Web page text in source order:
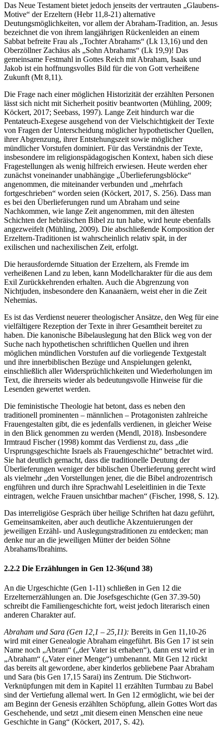
Das Neue Testament bietet jedoch jenseits der vertrauten „Glaubens-
Motive“ der Erzeltern (Hebr 11,8-21) alternative
Deutungsmöglichkeiten, vor allem der Abraham-Tradition, an. Jesus
bezeichnet die von ihrem langjährigen Rückenleiden an einem
Sabbat befreite Frau als „Tochter Abrahams“ (Lk 13,16) und den
Oberzöllner Zachäus als „Sohn Abrahams“ (Lk 19,9)! Das
gemeinsame Festmahl in Gottes Reich mit Abraham, Isaak und
Jakob ist ein hoffnungsvolles Bild für die von Gott verheißene
Zukunft (Mt 8,11).
Die Frage nach einer möglichen Historizität der erzählten Personen
lässt sich nicht mit Sicherheit positiv beantworten (Mühling, 2009;
Köckert, 2017; Seebass, 1997). Lange Zeit hindurch war die
Pentateuch-Exegese ausgehend von der Vielschichtigkeit der Texte
von Fragen der Unterscheidung möglicher hypothetischer Quellen,
ihrer Abgrenzung, ihrer Entstehungszeit sowie möglicher
mündlicher Vorstufen dominiert. Für das Verständnis der Texte,
insbesondere im religionspädagogischen Kontext, haben sich diese
Fragestellungen als wenig hilfreich erwiesen. Heute werden eher
zunächst voneinander unabhängige „Überlieferungsblöcke“
angenommen, die miteinander verbunden und „mehrfach
fortgeschrieben“ worden seien (Köckert, 2017, S. 256). Dass man
es bei den Überlieferungen rund um Abraham und seine
Nachkommen, wie lange Zeit angenommen, mit den ältesten
Schichten der hebräischen Bibel zu tun habe, wird heute ebenfalls
angezweifelt (Mühling, 2009). Die abschließende Komposition der
Erzeltern-Traditionen ist wahrscheinlich relativ spät, in der
exilischen und nachexilischen Zeit, erfolgt.
Die herausfordernde Situation der Erzeltern, als Fremde im
verheißenen Land zu leben, kann Modellcharakter für die aus dem
Exil Zurückkehrenden erhalten. Auch die Abgrenzung von
Nichtjuden, insbesondere den Kanaanäern, weist eher in die Zeit
Nehemias.
Es ist das Verdienst neuerer theologischer Ansätze, den Weg für eine
vielfältigere Rezeption der Texte in ihrer Gesamtheit bereitet zu
haben. Die kanonische Bibelauslegung hat den Blick weg von der
Suche nach hypothetischen schriftlichen Quellen und ihren
möglichen mündlichen Vorstufen auf die vorliegende Textgestalt
und ihre innerbiblischen Bezüge und Anspielungen gelenkt,
einschließlich aller Widersprüchlichkeiten und Wiederholungen im
Text, die ihrerseits wieder als bedeutungsvolle Hinweise für die
Lesenden gewertet werden.
Die feministische Theologie hat betont, dass es neben den
traditionell prominenten – männlichen – Protagonisten zahlreiche
Frauengestalten gibt, die es jedenfalls verdienen, in gleicher Weise
in den Blick genommen zu werden (Mendl, 2018). Insbesondere
Irmtraud Fischer (1998) kommt das Verdienst zu, dass „die
Ursprungsgeschichte Israels als Frauengeschichte“ betrachtet wird.
Sie hat deutlich gemacht, dass die traditionelle Deutung der
Überlieferungen weniger der biblischen Überlieferung gerecht wird
als vielmehr „den Vorstellungen jener, die die Bibel androzentrisch
engführen und durch ihre Sprachwahl Leseleitlinien in die Texte
eintragen, welche Frauen unsichtbar machen“ (Fischer, 1998, S. 12).
Das interreligiöse Gespräch über heilige Schriften hat dazu geführt,
Gemeinsamkeiten, aber auch deutliche Akzentuierungen der
jeweiligen Erzähl- und Auslegungstraditionen zu entdecken; man
denke nur an die jeweiligen Mütter der beiden Söhne
Abrahams/Ibrahims.
2.2.2 Die Erzählungen in Gen 12-36(und 38)
An die Urgeschichte (Gen 1-11) schließen in Gen 12 die
Erzelternerzählungen an. Die Josefsgeschichte (Gen 37.39-50)
schreibt die Familiengeschichte fort, weist jedoch literarisch einen
anderen Charakter auf.
Abraham und Sara (Gen 12,1 – 25,11): Bereits in Gen 11,10-26
wird mit einer Genealogie Abraham eingeführt. Bis Gen 17 ist sein
Name noch „Abram“ („der Vater ist erhaben“), dann erst wird er in
„Abraham“ („Vater einer Menge“) umbenannt. Mit Gen 12 rückt
das bereits alt gewordene, aber kinderlos gebliebene Paar Abraham
und Sara (bis Gen 17,15 Sarai) ins Zentrum. Die Stichwort-
Verknüpfungen mit dem in Kapitel 11 erzählten Turmbau zu Babel
sind der Vertiefung allemal wert. In Gen 12 ermöglicht, wie bei der
am Beginn der Genesis erzählten Schöpfung, allein Gottes Wort das
Geschehende, und setzt „mit diesem einen Menschen eine neue
Geschichte in Gang“ (Köckert, 2017, S. 42).